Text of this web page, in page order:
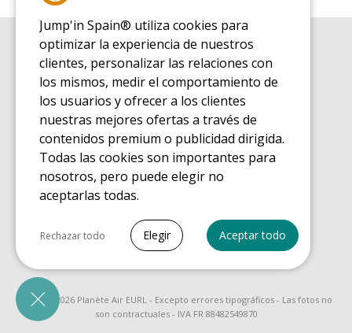
GUÍA DE COMPRA
Guía de compra para las camas elásticas de ocio
GUÍA DE INSTALACIÓN
Guía de montaje para la cama elástica de ocio
GUÍA DE MANTENIMIENTO
Guía de mantenimiento de las camas elásticas de ocio
GUÍA DE INICIO
Guía de descubrimiento de las camas elásticas de ocio
GUÍA DE COMPRA PIEZAS DE RECAMBIO
© 2008 - 2026 Planète Air EURL - Excepto errores tipográficos - Las fotos no
son contractuales - IVA FR 88482549870
Jump'in Spain® utiliza cookies para
optimizar la experiencia de nuestros
clientes, personalizar las relaciones con
los mismos, medir el comportamiento de
los usuarios y ofrecer a los clientes
nuestras mejores ofertas a través de
contenidos premium o publicidad dirigida.
Todas las cookies son importantes para
nosotros, pero puede elegir no
aceptarlas todas.
Seleccionar todo
Cookies necesarias
Necesario para que el sitio funcione
correctamente
Rechazar todo Elegir Aceptar todo